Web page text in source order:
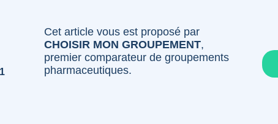
Cet article vous est proposé par
CHOISIR MON GROUPEMENT,
premier comparateur de groupements
pharmaceutiques.